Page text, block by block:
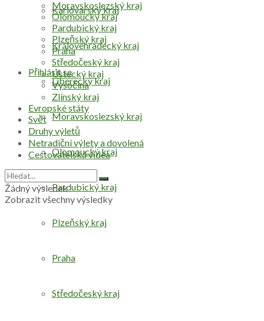
Přihlásit se
Karlovarský kraj
Královéhradecký kraj
Liberecký kraj
Moravskoslezský kraj
Olomoucký kraj
Pardubický kraj
Plzeňský kraj
Praha
Středočeský kraj
Moravskoslezský kraj
Olomoucký kraj
Pardubický kraj
Plzeňský kraj
Praha
Středočeský kraj
Ústecký kraj
Vysočina
Zlínský kraj
Evropské státy
Svět
Druhy výletů
Netradiční výlety a dovolená
Cestovatelská videa
Žádný výsledek
Zobrazit všechny výsledky